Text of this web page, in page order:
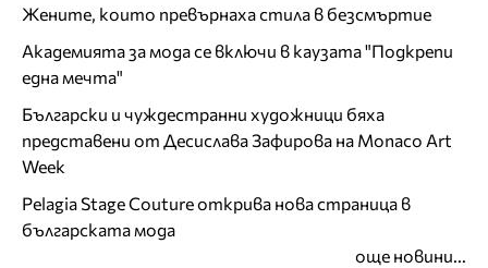
Жените, които превърнаха стила в безсмъртие
Академията за мода се включи в каузата "Подкрепи
една мечта"
Български и чуждестранни художници бяха
представени от Десислава Зафирова на Monaco Art
Week
Pelagia Stage Couture открива нова страница в
българската мода
още новини...